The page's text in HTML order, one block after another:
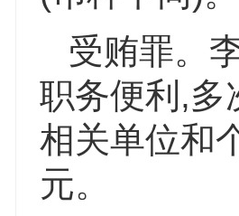
受贿罪。
职务便利,多
相关单位和
元。